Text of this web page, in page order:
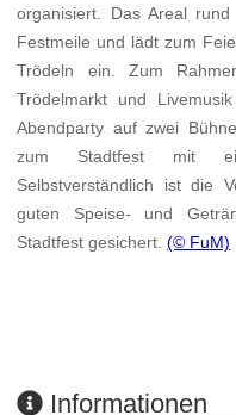
organisiert. Das Areal
Festmeile und lädt zum
Trödeln ein. Zum
Trödelmarkt und
Abendparty auf zwei
zum Stadtfest mit
Selbstverständlich ist die
guten Speise- und
Stadtfest gesichert.(© FuM)
Informationen